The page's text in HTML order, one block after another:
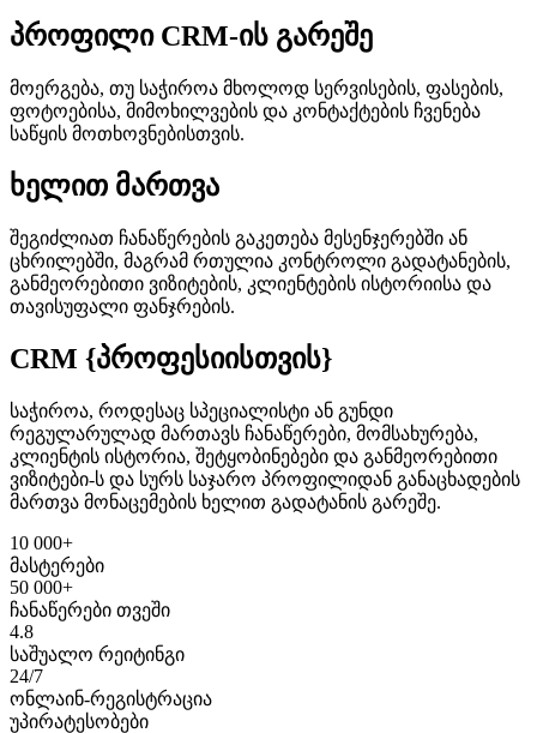
პროფილი CRM-ის გარეშე
მოერგება, თუ საჭიროა მხოლოდ სერვისების, ფასების,
ფოტოებისა, მიმოხილვების და კონტაქტების ჩვენება
საწყის მოთხოვნებისთვის.
ხელით მართვა
შეგიძლიათ ჩანაწერების გაკეთება მესენჯერებში ან
ცხრილებში, მაგრამ რთულია კონტროლი გადატანების,
განმეორებითი ვიზიტების, კლიენტების ისტორიისა და
თავისუფალი ფანჯრების.
CRM {პროფესიისთვის}
საჭიროა, როდესაც სპეციალისტი ან გუნდი
რეგულარულად მართავს ჩანაწერები, მომსახურება,
კლიენტის ისტორია, შეტყობინებები და განმეორებითი
ვიზიტები-ს და სურს საჯარო პროფილიდან განაცხადების
მართვა მონაცემების ხელით გადატანის გარეშე.
10 000+
მასტერები
50 000+
ჩანაწერები თვეში
4.8
საშუალო რეიტინგი
24/7
ონლაინ-რეგისტრაცია
უპირატესობები